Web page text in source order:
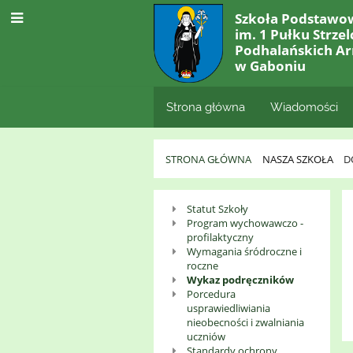
Szkoła
im. 1 Pułku
Podhalańskich
w Gaboniu
Strona główna Wiadomości
STRONA GŁÓWNA NASZA SZKOŁA
Dokumenty
Szkoły
Statut Szkoły
Program wychowawczo -
profilaktyczny
Wymagania śródroczne i
roczne
Wykaz podręczników
Porcedura
usprawiedliwiania
nieobecności i zwalniania
uczniów